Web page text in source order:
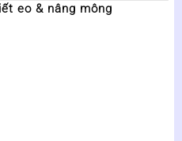
eo & nâng mông